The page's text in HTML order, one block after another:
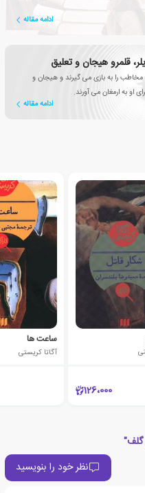
ادامه مقاله
قلمرو هیجان و تعلیق
را به بازی می گیرند و هیجان و
او به ارمغان می آورند.
ادامه مقاله
126،000
ساعت ها
آگاتا کریستی
گلف"
نظر خود را بنویسید